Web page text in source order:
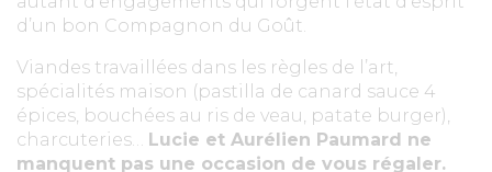
d’un bon Compagnon du Goût.
Viandes travaillées dans les règles de l’art,
spécialités maison (pastilla de canard sauce 4
épices, bouchées au ris de veau, patate burger),
charcuteries… Lucie et Aurélien Paumard ne
manquent pas une occasion de vous régaler.